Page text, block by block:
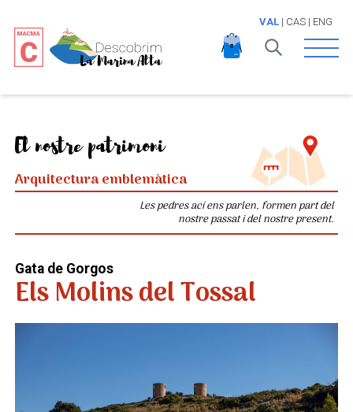
VAL| CAS| ENG
Open
El nostre patrimoni
Arquitectura emblemàtica
Les pedres ací ens parlen, formen part del
nostre passat i del nostre present.
Gata de Gorgos
Els Molins del Tossal